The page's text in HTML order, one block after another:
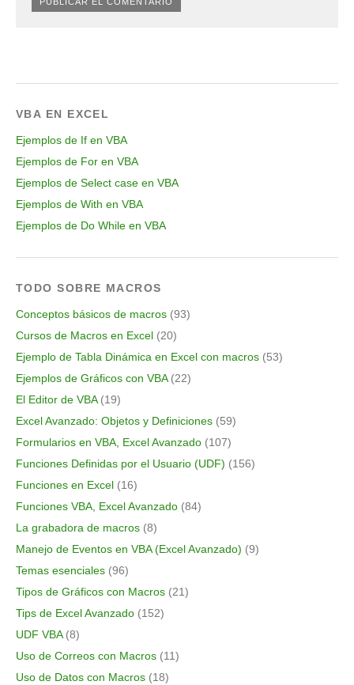
VBA EN EXCEL
Ejemplos de If en VBA
Ejemplos de For en VBA
Ejemplos de Select case en VBA
Ejemplos de With en VBA
Ejemplos de Do While en VBA
TODO SOBRE MACROS
Conceptos básicos de macros (93)
Cursos de Macros en Excel (20)
Ejemplo de Tabla Dinámica en Excel con macros (53)
Ejemplos de Gráficos con VBA(22)
El Editor de VBA(19)
Excel Avanzado: Objetos y Definiciones (59)
Formularios en VBA, Excel Avanzado (107)
Funciones Definidas por el Usuario (UDF) (156)
Funciones en Excel (16)
Funciones VBA, Excel Avanzado (84)
La grabadora de macros (8)
Manejo de Eventos en VBA (Excel Avanzado) (9)
Temas esenciales (96)
Tipos de Gráficos con Macros (21)
Tips de Excel Avanzado (152)
UDF VBA(8)
Uso de Correos con Macros (11)
Uso de Datos con Macros (18)